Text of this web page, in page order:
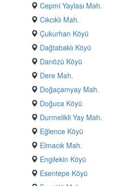
Cepmi Yaylası Mah.
Cıkcıklı Mah.
Çukurhan Köyü
Dağtabaklı Köyü
Darıözü Köyü
Dere Mah.
Doğaçamyay Mah.
Doğuca Köyü
Durmelikli Yay Mah.
Eğlence Köyü
Elmacık Mah.
Engilekin Köyü
Esentepe Köyü